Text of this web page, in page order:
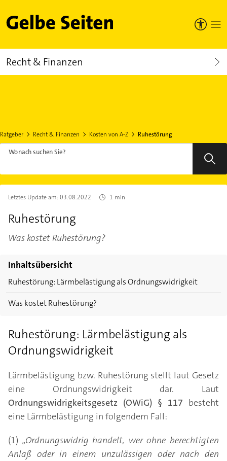
Gelbe Seiten
Recht & Finanzen
Ratgeber Recht & Finanzen Kosten von A-Z Ruhestörung
Wonach suchen Sie?
Letztes Update am:03.08.2022 1 min
Ruhestörung
Was kostet Ruhestörung?
Inhaltsübersicht
Ruhestörung: Lärmbelästigung als Ordnungswidrigkeit
Was kostet Ruhestörung?
Ruhestörung: Lärmbelästigung als
Ordnungswidrigkeit
Lärmbelästigung bzw. Ruhestörung stellt laut Gesetz
eine Ordnungswidrigkeit dar. Laut
Ordnungswidrigkeitsgesetz (OWiG) § 117 besteht
eine Lärmbelästigung in folgendem Fall:
(1) „Ordnungswidrig handelt, wer ohne berechtigten
Anlaß oder in einem unzulässigen oder nach den